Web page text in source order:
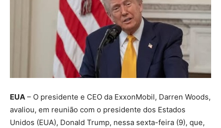
EUA – O presidente e CEO da ExxonMobil, Darren Woods,
avaliou, em reunião com o presidente dos Estados
Unidos (EUA), Donald Trump, nessa sexta-feira (9), que,